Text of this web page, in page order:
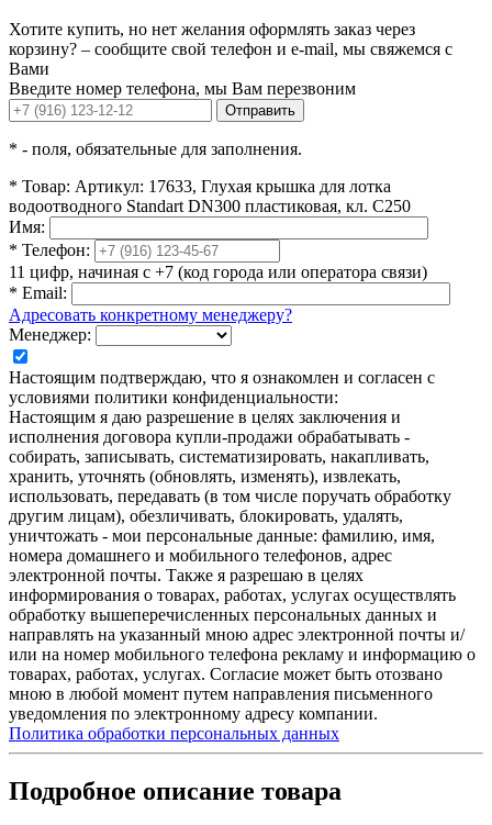
Хотите купить, но нет желания оформлять заказ через
корзину? – сообщите свой телефон и e-mail, мы свяжемся с
Вами
Введите номер телефона, мы Вам перезвоним
Отправить
* - поля, обязательные для заполнения.
* Товар: Артикул: 17633, Глухая крышка для лотка
водоотводного Standart DN300 пластиковая, кл. С250
Имя:
* Телефон:
11 цифр, начиная с +7 (код города или оператора связи)
* Email:
Адресовать конкретному менеджеру?
Менеджер:
Настоящим подтверждаю, что я ознакомлен и согласен с
условиями политики конфиденциальности:
Настоящим я даю разрешение в целях заключения и
исполнения договора купли-продажи обрабатывать -
собирать, записывать, систематизировать, накапливать,
хранить, уточнять (обновлять, изменять), извлекать,
использовать, передавать (в том числе поручать обработку
другим лицам), обезличивать, блокировать, удалять,
уничтожать - мои персональные данные: фамилию, имя,
номера домашнего и мобильного телефонов, адрес
электронной почты. Также я разрешаю в целях
информирования о товарах, работах, услугах осуществлять
обработку вышеперечисленных персональных данных и
направлять на указанный мною адрес электронной почты и/
или на номер мобильного телефона рекламу и информацию о
товарах, работах, услугах. Согласие может быть отозвано
мною в любой момент путем направления письменного
уведомления по электронному адресу компании.
Политика обработки персональных данных
Подробное описание товара